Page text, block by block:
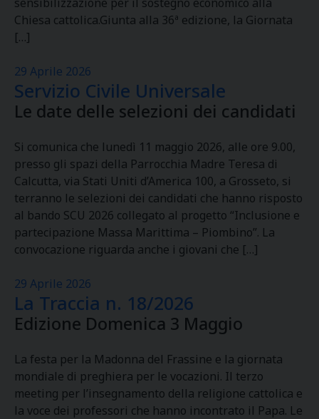
Chiesa cattolica.Giunta alla 36ª edizione, la Giornata
[…]
29 Aprile 2026
Servizio Civile Universale
Le date delle selezioni dei candidati
Si comunica che lunedì 11 maggio 2026, alle ore 9.00,
presso gli spazi della Parrocchia Madre Teresa di
Calcutta, via Stati Uniti d’America 100, a Grosseto, si
terranno le selezioni dei candidati che hanno risposto
al bando SCU 2026 collegato al progetto “Inclusione e
partecipazione Massa Marittima – Piombino”. La
convocazione riguarda anche i giovani che […]
29 Aprile 2026
La Traccia n. 18/2026
Edizione Domenica 3 Maggio
La festa per la Madonna del Frassine e la giornata
mondiale di preghiera per le vocazioni. Il terzo
meeting per l’insegnamento della religione cattolica e
la voce dei professori che hanno incontrato il Papa. Le